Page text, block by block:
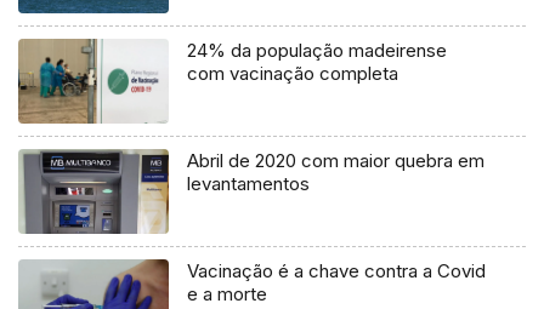
24% da população madeirense
com vacinação completa
Abril de 2020 com maior quebra em
levantamentos
Vacinação é a chave contra a Covid
e a morte